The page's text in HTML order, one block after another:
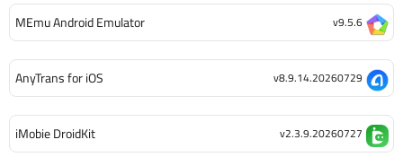
MEmu Android Emulator v9.5.6
AnyTrans for iOS v8.9.14.20260729
iMobie DroidKit v2.3.9.20260727